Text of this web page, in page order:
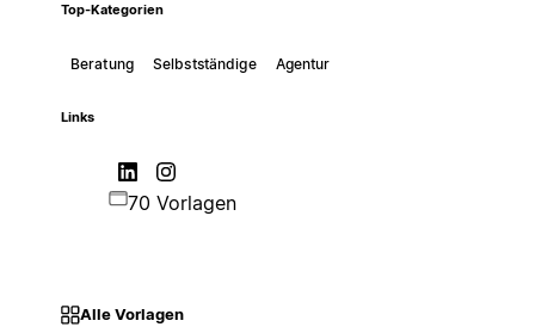
Top-Kategorien
Beratung Selbstständige Agentur
Links
70 Vorlagen
Alle Vorlagen